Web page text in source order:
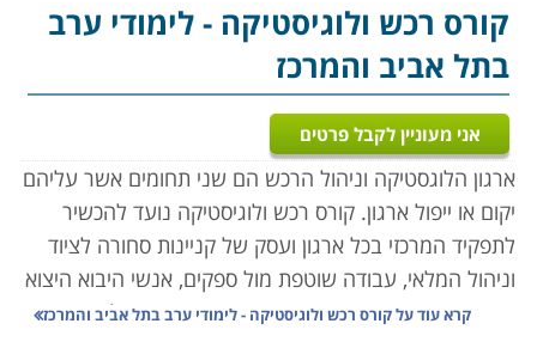
קורס רכש ולוגיסטיקה - לימודי ערב
בתל אביב והמרכז
אני מעוניין לקבל פרטים
ארגון הלוגסטיקה וניהול הרכש הם שני תחומים אשר עליהם
יקום או ייפול ארגון. קורס רכש ולוגיסטיקה נועד להכשיר
לתפקיד המרכזי בכל ארגון ועסק של קניינות סחורה לציוד
וניהול המלאי, עבודה שוטפת מול ספקים, אנשי היבוא היצוא
והעובדים באופן מדויק, הדורש תיאום אחיד עם כל הגורמים
קרא עוד עלקורס רכש ולוגיסטיקה - לימודי ערב בתל אביב והמרכז